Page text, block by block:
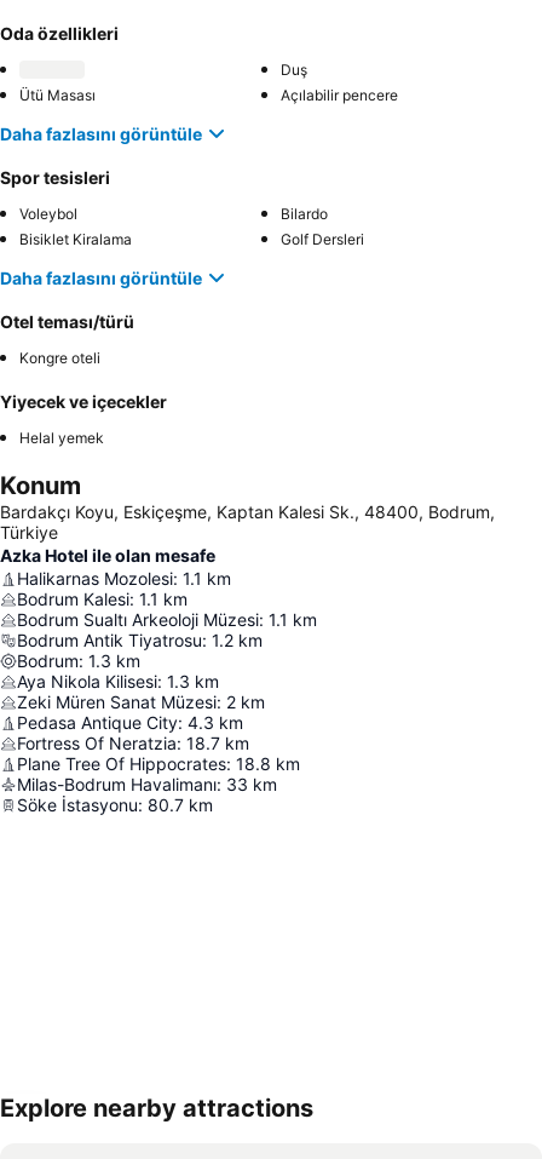
Oda özellikleri
Duş
Ütü Masası
Açılabilir pencere
Daha fazlasını görüntüle
Spor tesisleri
Voleybol
Bilardo
Bisiklet Kiralama
Golf Dersleri
Daha fazlasını görüntüle
Otel teması/türü
Kongre oteli
Yiyecek ve içecekler
Helal yemek
Konum
Bardakçı Koyu, Eskiçeşme, Kaptan Kalesi Sk., 48400, Bodrum,
Türkiye
Azka Hotel ile olan mesafe
Halikarnas Mozolesi: 1.1 km
Bodrum Kalesi: 1.1 km
Bodrum Sualtı Arkeoloji Müzesi: 1.1 km
Bodrum Antik Tiyatrosu: 1.2 km
Bodrum: 1.3 km
Aya Nikola Kilisesi: 1.3 km
Zeki Müren Sanat Müzesi: 2 km
Pedasa Antique City: 4.3 km
Fortress Of Neratzia: 18.7 km
Plane Tree Of Hippocrates: 18.8 km
Milas-Bodrum Havalimanı: 33 km
Söke İstasyonu: 80.7 km
Haritayı genişlet
Explore nearby attractions